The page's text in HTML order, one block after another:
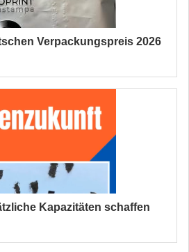
Verpackungspreis 2026
Kapazitäten schaffen